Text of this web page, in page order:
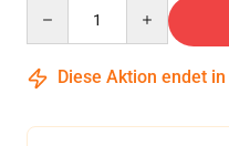
Diese Aktion endet in